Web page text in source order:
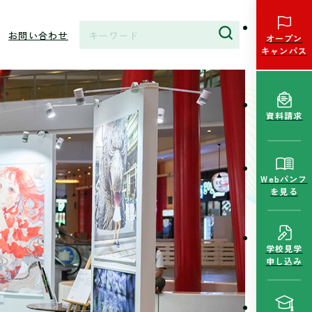
お問い合わせ
オープン
キャンパス
資料請求
Webパンフ
を見る
学校見学
申し込み